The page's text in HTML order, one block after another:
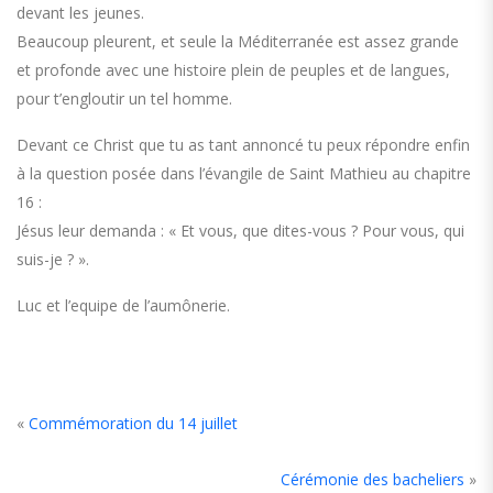
devant les jeunes.
Beaucoup pleurent, et seule la Méditerranée est assez grande
et profonde avec une histoire plein de peuples et de langues,
pour t’engloutir un tel homme.
Devant ce Christ que tu as tant annoncé tu peux répondre enfin
à la question posée dans l’évangile de Saint Mathieu au chapitre
16 :
Jésus leur demanda : « Et vous, que dites-vous ? Pour vous, qui
suis-je ? ».
Luc et l’equipe de l’aumônerie.
« Commémoration du 14 juillet
Cérémonie des bacheliers »